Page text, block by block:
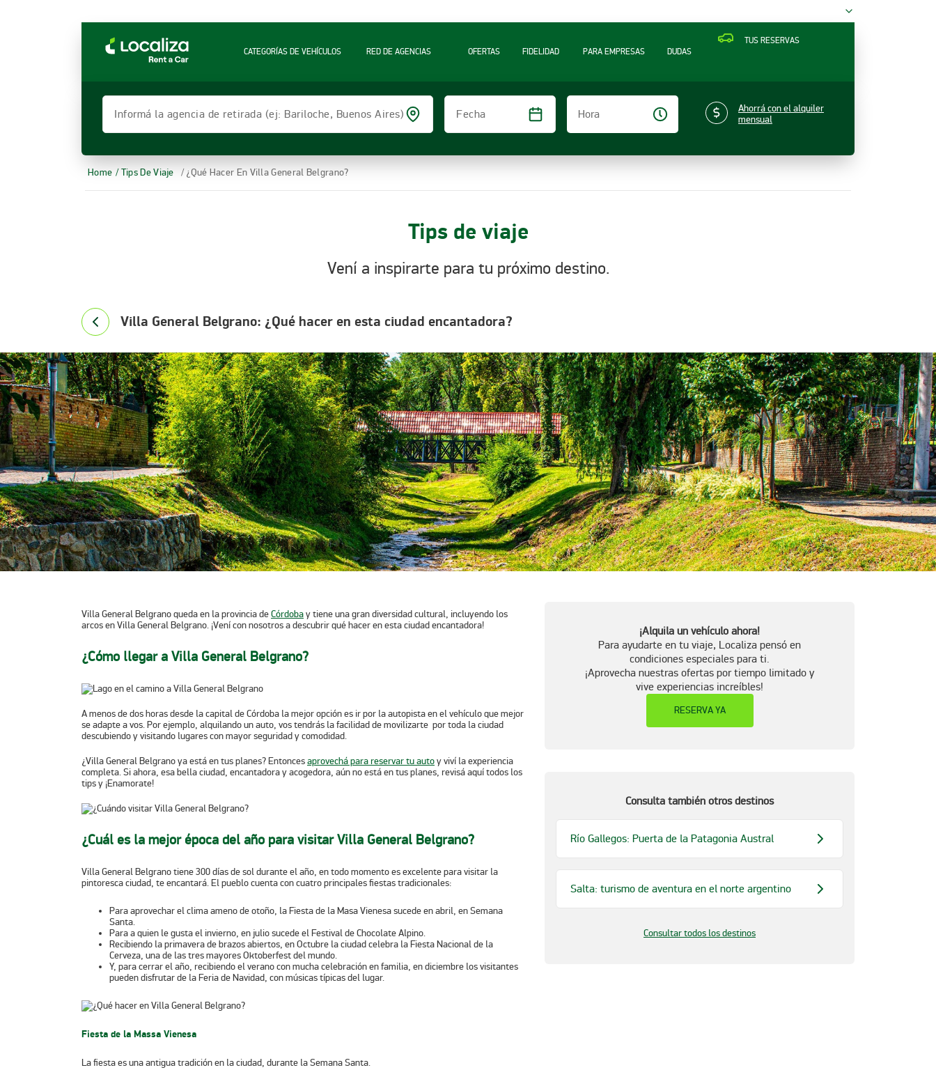
TUS RESERVAS
CATEGORÍAS DE VEHÍCULOS
RED DE AGENCIAS OFERTAS FIDELIDAD PARA EMPRESAS DUDAS
Informá la agencia de retirada (ej: Bariloche, Buenos Aires) Fecha
Hora
Ahorrá con el alquiler
mensual
Home / Tips De Viaje / ¿Qué Hacer En Villa General Belgrano?
Tips de viaje
Vení a inspirarte para tu próximo destino.
Villa General Belgrano: ¿Qué hacer en esta ciudad encantadora?
Villa General Belgranoqueda en la provincia deCórdobay tiene una gran diversidad cultural, incluyendo los
arcos enVilla General Belgrano. ¡Vení con nosotros a descubrirqué hacer en esta ciudad encantadora!
¿Cómo llegar a Villa General Belgrano?
A menos de dos horas desde la capital de Córdoba la mejor opción es ir por la autopista en el vehículo que mejor
se adapte a vos. Por ejemplo, alquilando un auto, vos tendrás la facilidad de movilizarte por toda la ciudad
descubiendo y visitando lugares con mayor seguridad y comodidad.
¿Villa General Belgranoya está en tus planes? Entoncesaprovechá para reservar tu autoyviví la experiencia
completa. Si ahora, esa bella ciudad, encantadora y acogedora, aún no está en tus planes, revisá aquí todos los
tips y ¡Enamorate!
¿Cuál es la mejor época del año para visitar Villa General Belgrano?
Villa General Belgranotiene 300 días de sol durante el año, en todo momento es excelente para visitar la
pintoresca ciudad, te encantará. El pueblo cuenta con cuatro principales fiestas tradicionales:
Para aprovechar el clima ameno de otoño, laFiesta de la Masa Vienesasucede enabril, en Semana
Santa.
Para a quien le gusta el invierno, en juliosucede elFestival de Chocolate Alpino.
Recibiendo la primavera de brazos abiertos, en Octubre la ciudad celebra la Fiesta Nacional de la
Cerveza, una de las tres mayoresOktoberfestdel mundo.
Y, para cerrar el año, recibiendo elveranocon mucha celebración en familia, endiciembre los visitantes
pueden disfrutar de laFeria de Navidad, con músicas típicas del lugar.
Fiesta de la Massa Vienesa
La fiesta es una antigua tradición en la ciudad, durante la Semana Santa.
¡Alquila un vehículo ahora!
Para ayudarte en tu viaje, Localiza pensó en
condiciones especiales para ti.
¡Aprovecha nuestras ofertas por tiempo limitado y
vive experiencias increíbles!
RESERVA YA
Consulta también otros destinos
Río Gallegos: Puerta de la Patagonia Austral
Salta: turismo de aventura en el norte argentino
Consultar todos los destinos